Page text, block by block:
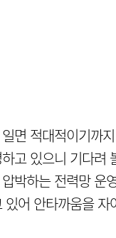
면 적대적이기까
고 있으니 기다려
박하는 전력망 운
어 안타까움을 자